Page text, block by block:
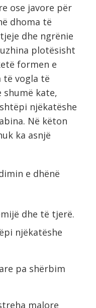
ose javore për
dhoma të
dhe ngrënie
plotësisht
formen e
të vogla të
shumë kate,
njëkatëshe
Në këton
ka asnjë
e dhënë
dhe të tjerë.
njëkatëshe
pa shërbim
malore